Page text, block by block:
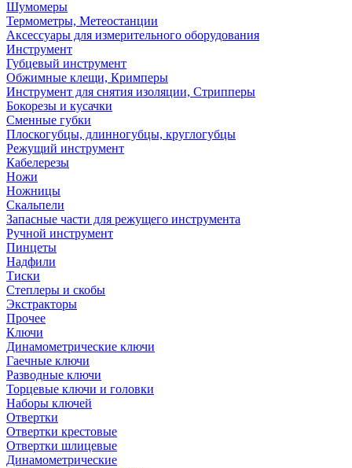
Шумомеры
Термометры, Метеостанции
Аксессуары для измерительного оборудования
Инструмент
Губцевый инструмент
Обжимные клещи, Кримперы
Инструмент для снятия изоляции, Стрипперы
Бокорезы и кусачки
Сменные губки
Плоскогубцы, длинногубцы, круглогубцы
Режущий инструмент
Кабелерезы
Ножи
Ножницы
Скальпели
Запасные части для режущего инструмента
Ручной инструмент
Пинцеты
Надфили
Тиски
Степлеры и скобы
Экстракторы
Прочее
Ключи
Динамометрические ключи
Гаечные ключи
Разводные ключи
Торцевые ключи и головки
Наборы ключей
Отвертки
Отвертки крестовые
Отвертки шлицевые
Динамометрические